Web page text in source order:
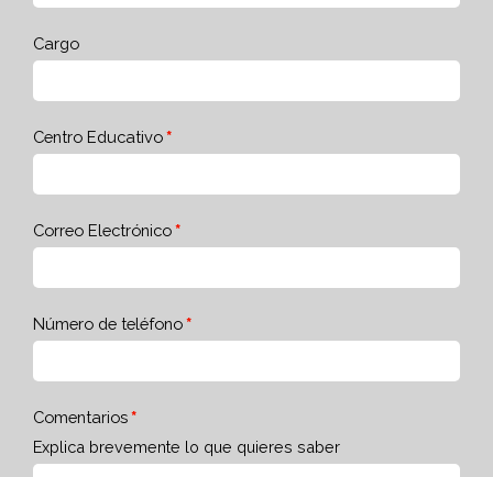
Cargo
Centro Educativo
Correo Electrónico
Número de teléfono
Comentarios
Explica brevemente lo que quieres saber